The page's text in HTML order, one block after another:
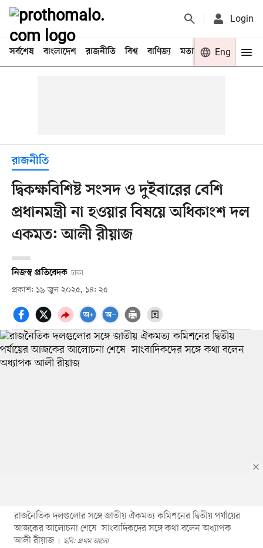
Login
সর্বশেষ বাংলাদেশ রাজনীতি বিশ্ব বাণিজ্য মতামত খেলা
Eng
রাজনীতি
দ্বিকক্ষবিশিষ্ট সংসদ ও দুইবারের বেশি
প্রধানমন্ত্রী না হওয়ার বিষয়ে অধিকাংশ দল
একমত: আলী রীয়াজ
নিজস্ব প্রতিবেদক ঢাকা
প্রকাশ: ১৯ জুন ২০২৫, ১৪: ২৫
রাজনৈতিক দলগুলোর সঙ্গে জাতীয় ঐকমত্য কমিশনের দ্বিতীয় পর্যায়ের
আজকের আলোচনা শেষে সাংবাদিকদের সঙ্গে কথা বলেন অধ্যাপক
আলী রীয়াজ
ছবি: প্রথম আলো